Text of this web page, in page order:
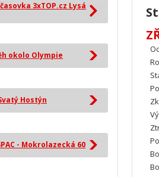
3xTOP.cz Lysá
okolo Olympie
Hostýn
- Mokrolazecká 60